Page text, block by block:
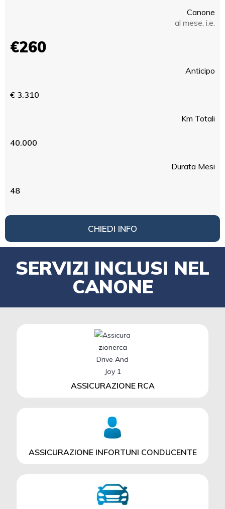
Canone
al mese, i.e.
€260
Anticipo
€ 3.310
Km Totali
40.000
Durata Mesi
48
CHIEDI INFO
SERVIZI INCLUSI NEL
CANONE
ASSICURAZIONE RCA
ASSICURAZIONE INFORTUNI CONDUCENTE